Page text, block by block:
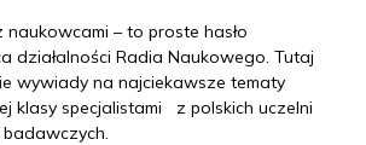
naukowcami – to proste hasło
działalności Radia Naukowego. Tutaj
wywiady na najciekawsze tematy
klasy specjalistami z polskich uczelni